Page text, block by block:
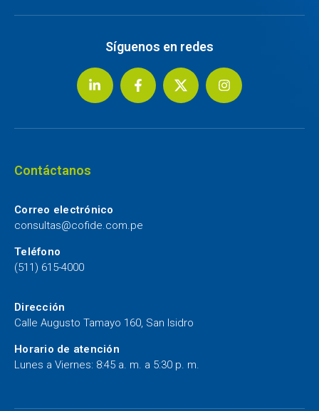
Síguenos en redes
Contáctanos
Correo electrónico
consultas@cofide.com.pe
Teléfono
(511) 615-4000
Dirección
Calle Augusto Tamayo 160, San Isidro
Horario de atención
Lunes a Viernes: 8:45 a. m. a 5:30 p. m.